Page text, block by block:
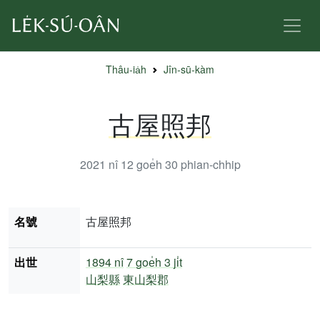
Thâu-ia̍h Jîn-sū-kàm
古屋照邦
2021 nî 12 goe̍h 30 phian-chhip
名號 古屋照邦
出世 1894 nî7 goe̍h 3 ji̍t
山梨縣東山梨郡